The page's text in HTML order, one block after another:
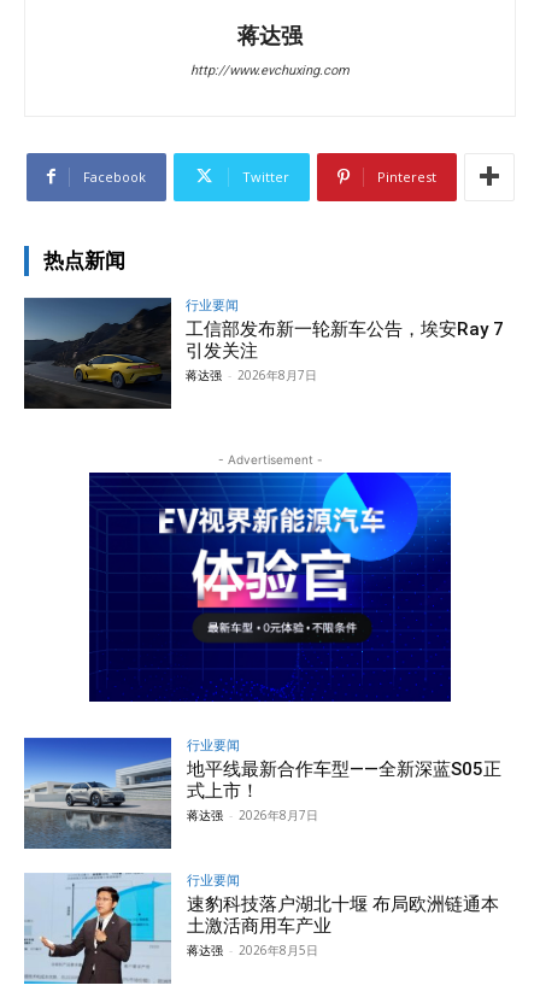
蒋达强
http://www.evchuxing.com
Facebook Twitter Pinterest
热点新闻
行业要闻
工信部发布新一轮新车公告，埃安Ray 7
引发关注
蒋达强 - 2026年8月7日
- Advertisement -
行业要闻
地平线最新合作车型——全新深蓝S05正
式上市！
蒋达强 - 2026年8月7日
行业要闻
速豹科技落户湖北十堰 布局欧洲链通本
土激活商用车产业
蒋达强 - 2026年8月5日